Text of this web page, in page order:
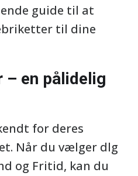
guide til at
til dine
en pålidelig
for deres
Når du vælger dlg
og Fritid, kan du